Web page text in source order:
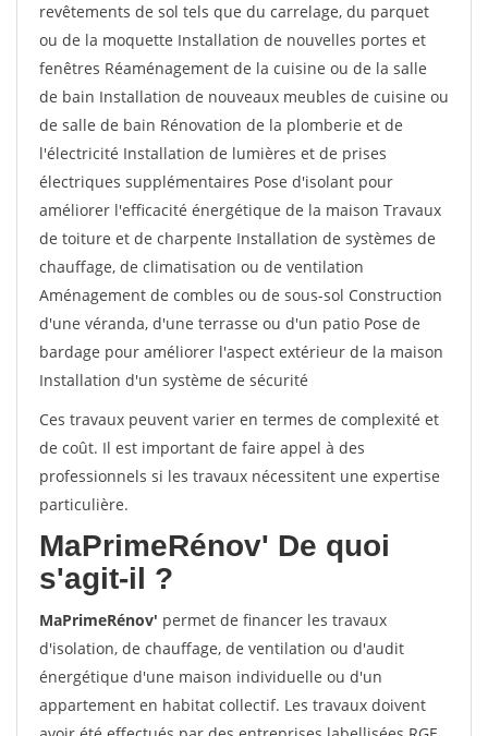
revêtements de sol tels que du carrelage, du parquet
ou de la moquette Installation de nouvelles portes et
fenêtres Réaménagement de la cuisine ou de la salle
de bain Installation de nouveaux meubles de cuisine ou
de salle de bain Rénovation de la plomberie et de
l'électricité Installation de lumières et de prises
électriques supplémentaires Pose d'isolant pour
améliorer l'efficacité énergétique de la maison Travaux
de toiture et de charpente Installation de systèmes de
chauffage, de climatisation ou de ventilation
Aménagement de combles ou de sous-sol Construction
d'une véranda, d'une terrasse ou d'un patio Pose de
bardage pour améliorer l'aspect extérieur de la maison
Installation d'un système de sécurité
Ces travaux peuvent varier en termes de complexité et
de coût. Il est important de faire appel à des
professionnels si les travaux nécessitent une expertise
particulière.
MaPrimeRénov' De quoi
s'agit-il ?
MaPrimeRénov' permet de financer les travaux
d'isolation, de chauffage, de ventilation ou d'audit
énergétique d'une maison individuelle ou d'un
appartement en habitat collectif. Les travaux doivent